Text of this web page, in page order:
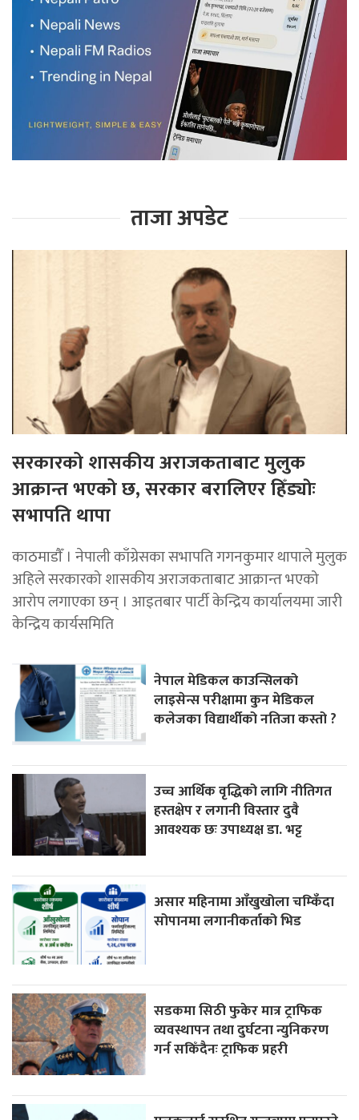
ताजा अपडेट
सरकारको शासकीय अराजकताबाट मुलुक
आक्रान्त भएको छ, सरकार बरालिएर हिँड्याेः
सभापति थापा
काठमाडाैँ । नेपाली काँग्रेसका सभापति गगनकुमार थापाले मुलुक
अहिले सरकारको शासकीय अराजकताबाट आक्रान्त भएको
आरोप लगाएका छन् । आइतबार पार्टी केन्द्रिय कार्यालयमा जारी
केन्द्रिय कार्यसमिति
नेपाल मेडिकल काउन्सिलको
लाइसेन्स परीक्षामा कुन मेडिकल
कलेजका विद्यार्थीको नतिजा कस्तो ?
उच्च आर्थिक वृद्धिको लागि नीतिगत
हस्तक्षेप र लगानी विस्तार दुवै
आवश्यक छः उपाध्यक्ष डा. भट्ट
असार महिनामा आँखुखोला चम्किँदा
सोपानमा लगानीकर्ताको भिड
सडकमा सिठी फुकेर मात्र ट्राफिक
व्यवस्थापन तथा दुर्घटना न्युनिकरण
गर्न सकिँदैनः ट्राफिक प्रहरी